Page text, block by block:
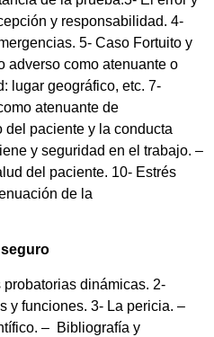
y responsabilidad. 4-
5- Caso Fortuito y
adverso como atenuante o
lugar geográfico, etc. 7-
atenuante de
paciente y la conducta
y seguridad en el trabajo. –
del paciente. 10- Estrés
de la
dinámicas. 2-
y funciones. 3- La pericia. –
– Bibliografía y